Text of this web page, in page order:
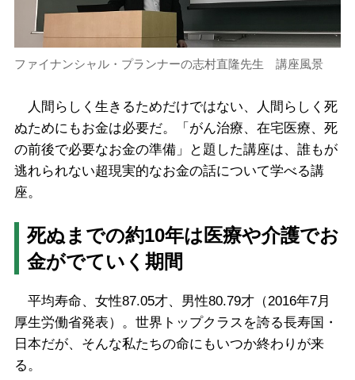
ファイナンシャル・プランナーの志村直隆先生 講座風景
人間らしく生きるためだけではない、人間らしく死
ぬためにもお金は必要だ。「がん治療、在宅医療、死
の前後で必要なお金の準備」と題した講座は、誰もが
逃れられない超現実的なお金の話について学べる講
座。
死ぬまでの約10年は医療や介護でお
金がでていく期間
平均寿命、女性87.05才、男性80.79才（2016年7月
厚生労働省発表）。世界トップクラスを誇る長寿国・
日本だが、そんな私たちの命にもいつか終わりが来
る。